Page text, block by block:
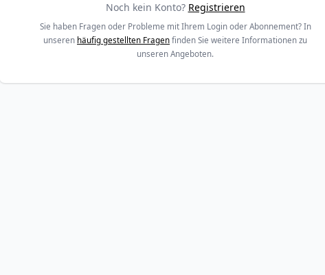
Noch kein Konto? Registrieren
Sie haben Fragen oder Probleme mit Ihrem Login oder Abonnement? In
unseren häufig gestellten Fragen finden Sie weitere Informationen zu
unseren Angeboten.